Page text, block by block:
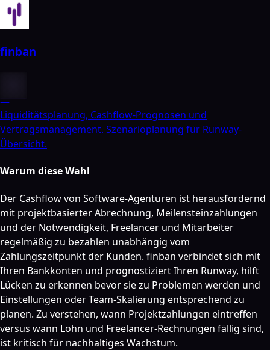
finban
—
Liquiditätsplanung, Cashflow-Prognosen und
Vertragsmanagement. Szenarioplanung für Runway-
Übersicht.
Warum diese Wahl
Der Cashflow von Software-Agenturen ist herausfordernd
mit projektbasierter Abrechnung, Meilensteinzahlungen
und der Notwendigkeit, Freelancer und Mitarbeiter
regelmäßig zu bezahlen unabhängig vom
Zahlungszeitpunkt der Kunden. finban verbindet sich mit
Ihren Bankkonten und prognostiziert Ihren Runway, hilft
Lücken zu erkennen bevor sie zu Problemen werden und
Einstellungen oder Team-Skalierung entsprechend zu
planen. Zu verstehen, wann Projektzahlungen eintreffen
versus wann Lohn und Freelancer-Rechnungen fällig sind,
ist kritisch für nachhaltiges Wachstum.